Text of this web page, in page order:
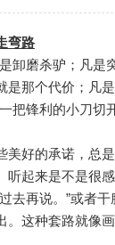
弯路
卸磨杀驴；凡
那个代价；凡
把锋利的小刀
好的承诺，总
听起来是不是
去再说。”或者
这种套路就像